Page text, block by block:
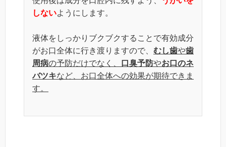
しないようにします。
液体をしっかりブクブクすることで有効成分
がお口全体に行き渡りますので、 むし歯や歯
周病の予防だけでなく、 口臭予防やお口のネ
バツキなど、お口全体への効果が期待できま
す。